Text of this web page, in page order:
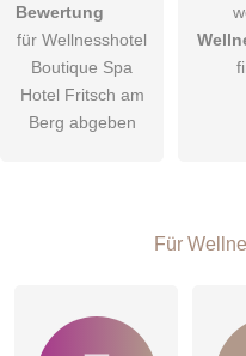
DieDatenschutzerklärung
öffentliche Frage stellen
Wellnesshotel-Eintrag zu
Bewertung
für Wellnesshotel
Boutique Spa
Hotel Fritsch am
Berg abgeben
Für